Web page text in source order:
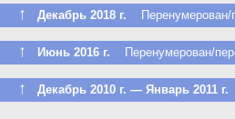
↑ Декабрь 2018 г. Перенумерован/
↑ Июнь 2016 г. Перенумерован/
↑ Декабрь 2010 г. — Январь 2011 г.